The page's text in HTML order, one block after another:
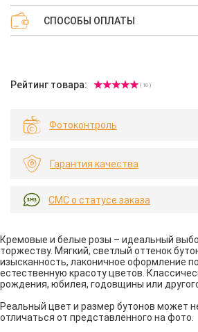
СПОСОБЫ ОПЛАТЫ
Рейтинг товара: ( 10 )
Фотоконтроль
Гарантия качества
СМС о статусе заказа
Кремовые и белые розы – идеальный
торжеству. Мягкий, светлый оттенок
изысканность, лаконичное оформление
естественную красоту цветов.
рождения, юбилея, годовщины или
Реальный цвет и размер бутонов может
отличаться от представленного на фото.